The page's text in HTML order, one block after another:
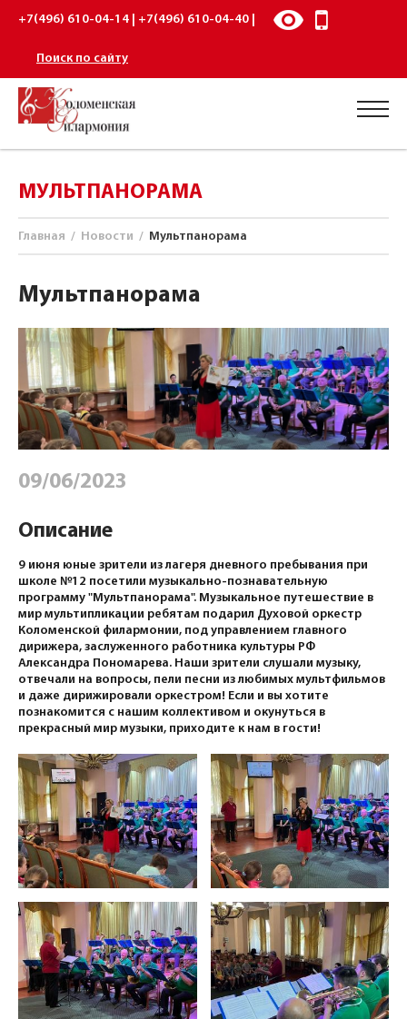
+7(496) 610-04-14 | +7(496) 610-04-40 |
Поиск по сайту
МУЛЬТПАНОРАМА
Главная / Новости / Мультпанорама
Мультпанорама
09/06/2023
Описание
9 июня юные зрители из лагеря дневного пребывания при
школе №12 посетили музыкально-познавательную
программу "Мультпанорама". Музыкальное путешествие в
мир мультипликации ребятам подарил Духовой оркестр
Коломенской филармонии, под управлением главного
дирижера, заслуженного работника культуры РФ
Александра Пономарева. Наши зрители слушали музыку,
отвечали на вопросы, пели песни из любимых мультфильмов
и даже дирижировали оркестром! Если и вы хотите
познакомится с нашим коллективом и окунуться в
прекрасный мир музыки, приходите к нам в гости!